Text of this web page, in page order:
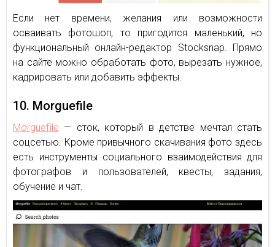
Если нет времени, желания или возможности
осваивать фотошоп, то пригодится маленький, но
функциональный онлайн-редактор Stocksnap. Прямо
на сайте можно обработать фото, вырезать нужное,
кадрировать или добавить эффекты.
10. Morguefile
Morguefile — сток, который в детстве мечтал стать
соцсетью. Кроме привычного скачивания фото здесь
есть инструменты социального взаимодействия для
фотографов и пользователей, квесты, задания,
обучение и чат.